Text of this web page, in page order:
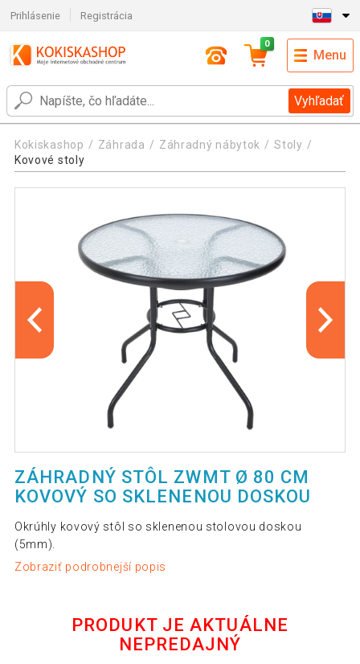
Prihlásenie Registrácia
Vyhľadať
0
Menu
Kokiskashop Záhrada Záhradný nábytok
Stoly
Kovové stoly
ZÁHRADNÝ STÔL ZWMT Ø 80 CM
KOVOVÝ SO SKLENENOU DOSKOU
Okrúhly kovový stôl so sklenenou stolovou doskou
(5mm).
Zobraziť podrobnejší popis
PRODUKT JE AKTUÁLNE
NEPREDAJNÝ